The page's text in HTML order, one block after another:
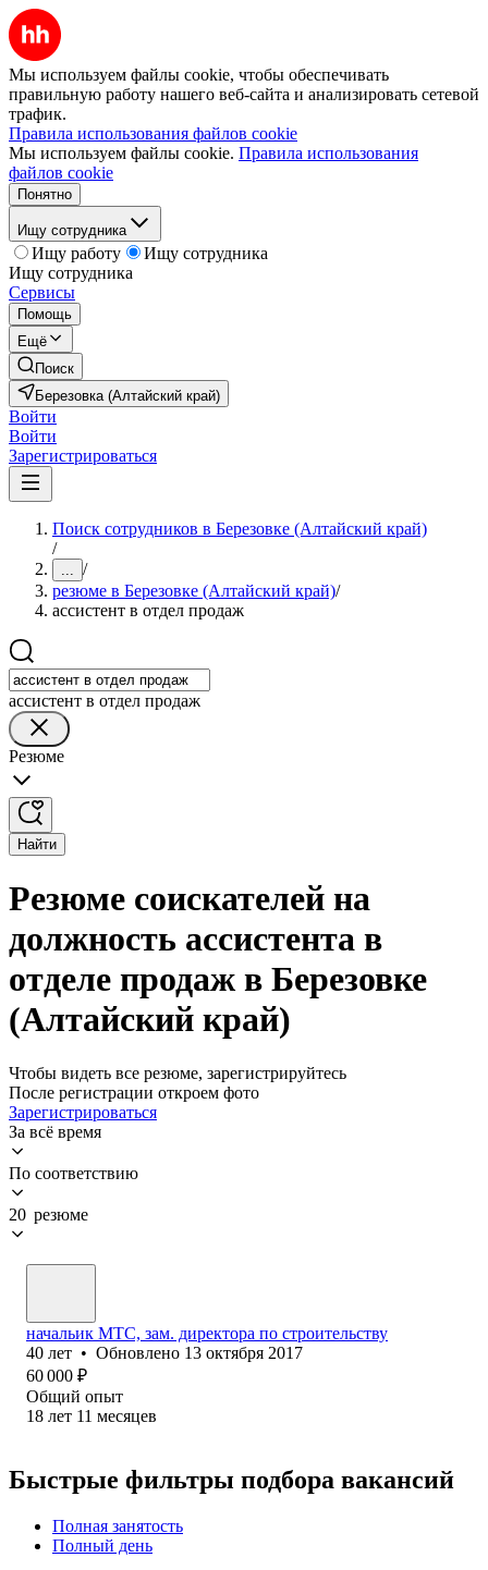
Мы используем файлы cookie, чтобы обеспечивать
правильную работу нашего веб-сайта и анализировать сетевой
трафик.
Правила использования файлов cookie
Мы используем файлы cookie. Правила использования
файлов cookie
Понятно
Ищу сотрудника
Ищу работу
Ищу сотрудника
Ищу сотрудника
Сервисы
Помощь
Ещё
Поиск
Березовка (Алтайский край)
Войти
Войти
Зарегистрироваться
Поиск сотрудников в Березовке (Алтайский край)
/
... /
резюме в Березовке (Алтайский край)/
ассистент в отдел продаж
ассистент в отдел продаж
Резюме
Найти
Резюме соискателей на
должность ассистента в
отделе продаж в Березовке
(Алтайский край)
Чтобы видеть все резюме, зарегистрируйтесь
После регистрации откроем фото
Зарегистрироваться
За всё время
По соответствию
20 резюме
начальик МТС, зам. директора по строительству
40 лет • Обновлено 13 октября 2017
60 000 ₽
Общий опыт
18 лет 11 месяцев
Быстрые фильтры подбора вакансий
Полная занятость
Полный день